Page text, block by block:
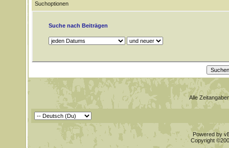
Suchoptionen
Suche nach Beiträgen
Alle
Powered by
Copyright